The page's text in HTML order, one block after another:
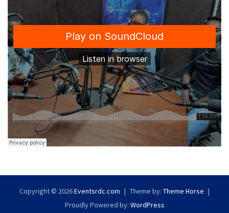
Copyright © 2026Eventsrdc.com Theme by: Theme Horse
Proudly Powered by: WordPress